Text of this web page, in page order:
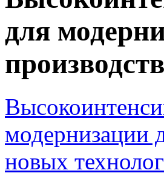
для
модернизации
новых